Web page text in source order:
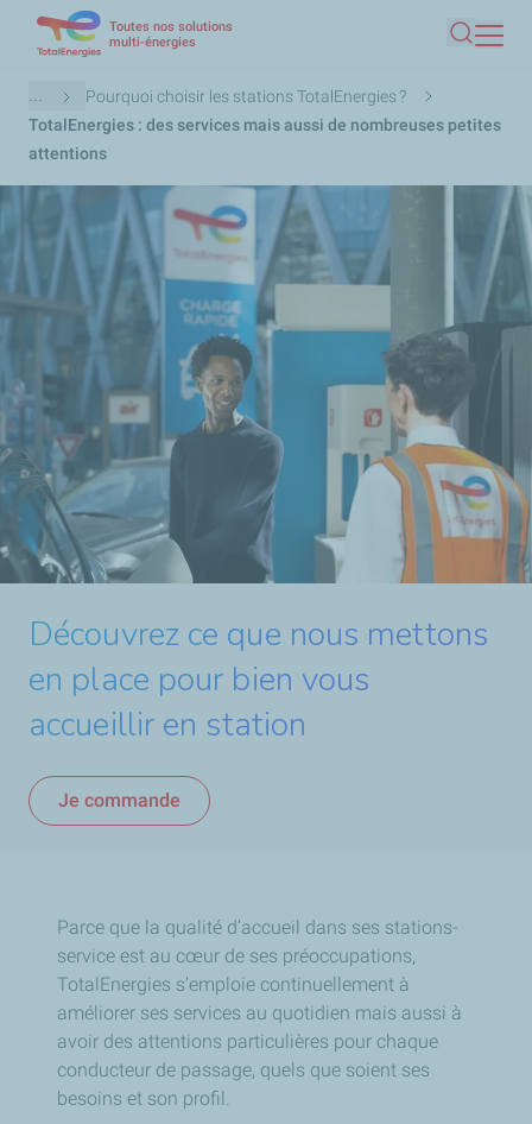
contenu
principal
Toutes nos solutions
multi-énergies
Fil
d'Ariane
...
Pourquoi choisir les stations TotalEnergies ?
TotalEnergies : des services mais aussi de nombreuses petites
attentions
Découvrez ce que nous mettons
en place pour bien vous
accueillir en station
Je commande
Parce que la qualité d’accueil dans ses stations-
service est au cœur de ses préoccupations,
TotalEnergies s'emploie continuellement à
améliorer ses services au quotidien mais aussi à
avoir des attentions particulières pour chaque
conducteur de passage, quels que soient ses
besoins et son profil.